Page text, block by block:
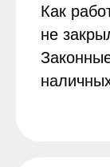
Как
не